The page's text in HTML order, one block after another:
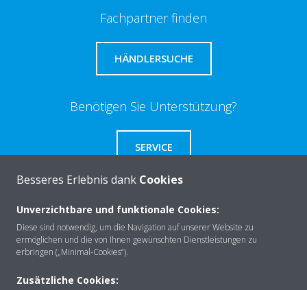
Fachpartner finden
HÄNDLERSUCHE
Benötigen Sie Unterstützung?
SERVICE
Über Daikin
Lösungen
Besseres Erlebnis dank Cookies
Unverzichtbare und funktionale Cookies:
Diese sind notwendig, um die Navigation auf unserer Website zu
ermöglichen und die von Ihnen gewünschten Dienstleistungen zu
erbringen („Minimal-Cookies“).
Zusätzliche Cookies: